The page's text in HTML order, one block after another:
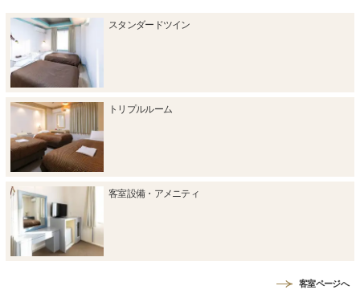
スタンダードツイン
トリプルルーム
客室設備・アメニティ
客室ページへ